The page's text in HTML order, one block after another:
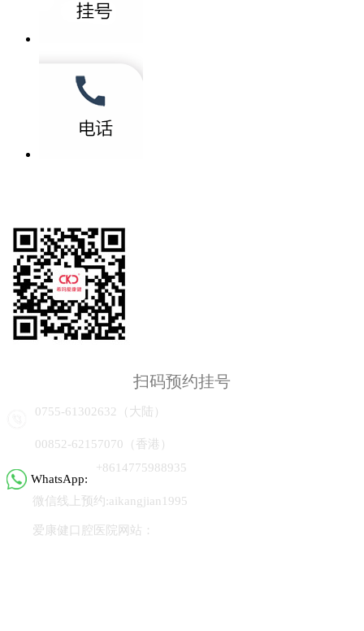
扫码预约挂号
0755-61302632（大陆）
00852-62157070（香港）
WhatsApp:
+8614775988935
微信线上预约:aikangjian1995
爱康健口腔医院网站：